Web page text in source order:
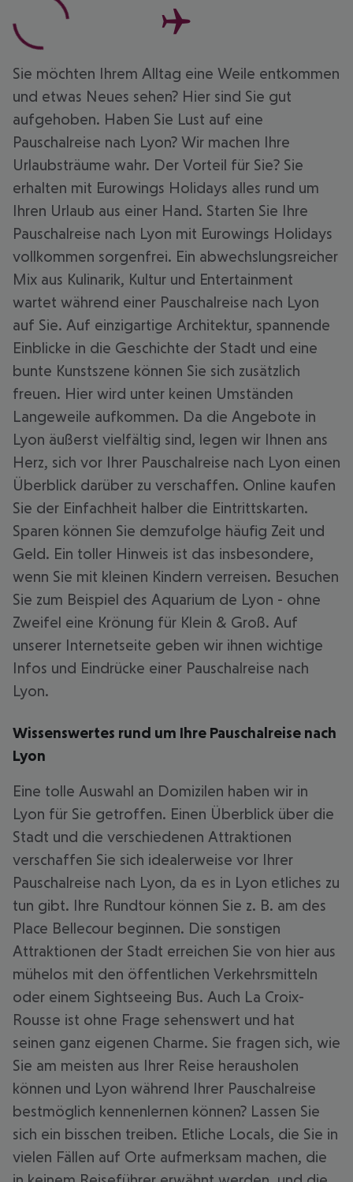
Sie möchten Ihrem Alltag eine Weile entkommen
und etwas Neues sehen? Hier sind Sie gut
aufgehoben. Haben Sie Lust auf eine
Pauschalreise nach Lyon? Wir machen Ihre
Urlaubsträume wahr. Der Vorteil für Sie? Sie
erhalten mit Eurowings Holidays alles rund um
Ihren Urlaub aus einer Hand. Starten Sie Ihre
Pauschalreise nach Lyon mit Eurowings Holidays
vollkommen sorgenfrei. Ein abwechslungsreicher
Mix aus Kulinarik, Kultur und Entertainment
wartet während einer Pauschalreise nach Lyon
auf Sie. Auf einzigartige Architektur, spannende
Einblicke in die Geschichte der Stadt und eine
bunte Kunstszene können Sie sich zusätzlich
freuen. Hier wird unter keinen Umständen
Langeweile aufkommen. Da die Angebote in
Lyon äußerst vielfältig sind, legen wir Ihnen ans
Herz, sich vor Ihrer Pauschalreise nach Lyon einen
Überblick darüber zu verschaffen. Online kaufen
Sie der Einfachheit halber die Eintrittskarten.
Sparen können Sie demzufolge häufig Zeit und
Geld. Ein toller Hinweis ist das insbesondere,
wenn Sie mit kleinen Kindern verreisen. Besuchen
Sie zum Beispiel des Aquarium de Lyon - ohne
Zweifel eine Krönung für Klein & Groß. Auf
unserer Internetseite geben wir ihnen wichtige
Infos und Eindrücke einer Pauschalreise nach
Lyon.
Wissenswertes rund um Ihre Pauschalreise nach
Lyon
Eine tolle Auswahl an Domizilen haben wir in
Lyon für Sie getroffen. Einen Überblick über die
Stadt und die verschiedenen Attraktionen
verschaffen Sie sich idealerweise vor Ihrer
Pauschalreise nach Lyon, da es in Lyon etliches zu
tun gibt. Ihre Rundtour können Sie z. B. am des
Place Bellecour beginnen. Die sonstigen
Attraktionen der Stadt erreichen Sie von hier aus
mühelos mit den öffentlichen Verkehrsmitteln
oder einem Sightseeing Bus. Auch La Croix-
Rousse ist ohne Frage sehenswert und hat
seinen ganz eigenen Charme. Sie fragen sich, wie
Sie am meisten aus Ihrer Reise herausholen
können und Lyon während Ihrer Pauschalreise
bestmöglich kennenlernen können? Lassen Sie
sich ein bisschen treiben. Etliche Locals, die Sie in
vielen Fällen auf Orte aufmerksam machen, die